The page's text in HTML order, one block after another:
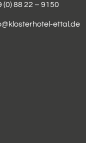
(0) 88 22 – 9150
ettal.de